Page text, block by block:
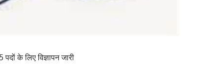
के लिए विज्ञापन जारी